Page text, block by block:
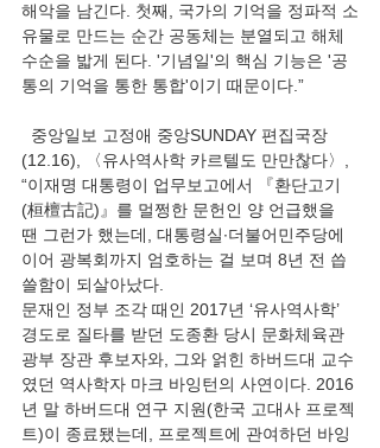
해악을 남긴다. 첫째, 국가의 기억을 정파적 소
유물로 만드는 순간 공동체는 분열되고 해체
수순을 밟게 된다. '기념일'의 핵심 기능은 '공
통의 기억을 통한 통합'이기 때문이다.”
중앙일보 고정애 중앙SUNDAY 편집국장
(12.16), 〈유사역사학 카르텔도 만만찮다〉,
“이재명 대통령이 업무보고에서 『환단고기
(桓檀古記)』를 멀쩡한 문헌인 양 언급했을
땐 그런가 했는데, 대통령실∙더불어민주당에
이어 광복회까지 엄호하는 걸 보며 8년 전 씁
쓸함이 되살아났다.
문재인 정부 조각 때인 2017년 ‘유사역사학’
경도로 질타를 받던 도종환 당시 문화체육관
광부 장관 후보자와, 그와 얽힌 하버드대 교수
였던 역사학자 마크 바잉턴의 사연이다. 2016
년 말 하버드대 연구 지원(한국 고대사 프로젝
트)이 종료됐는데, 프로젝트에 관여하던 바잉